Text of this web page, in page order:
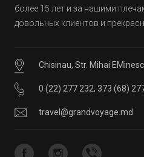
более 15 лет и за нашими
довольных клиентов и
Chisinau, Str. Mihai
0 (22) 277 232; 373 (68)
travel@grandvoyage.md